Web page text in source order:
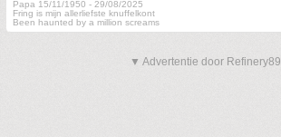
Papa 15/11/1950 - 29/08/2025
Fring is mijn allerliefste knuffelkont
Been haunted by a million screams
▼ Advertentie door Refinery89